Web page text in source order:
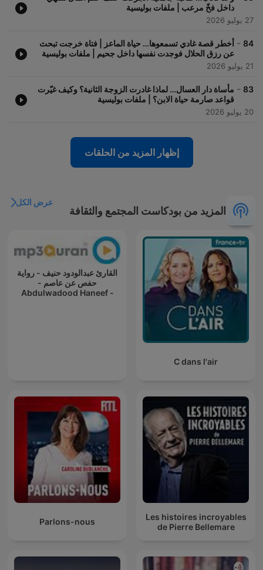
داخل فخّ مرعب | ملفات بوليسية
27 يوليو 2026
84
- أخطر قصة غادي تسمعوها… حياة الماعز | فتاة خرجت تبحث
عن رزق الحلال فوجدت نفسها داخل جحيم | ملفات بوليسية
21 يوليو 2026
83
- مأساة دار العسال… لماذا غادرت الزوجة الثانية؟ وكيف غيّرت
قواعد صارمة حياة الابن؟ | ملفات بوليسية
20 يوليو 2026
إظهار المزيد من الحلقات
المزيد من بودكاست المجتمع والثقافة
عرض الكل
C dans l'air
القارئ عبدالودود حنيف - رواية
حفص عن عاصم -
Abdulwadood Haneef -
Les histoires incroyables
de Pierre Bellemare
Parlons-nous